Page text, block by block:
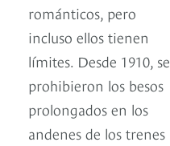
románticos, pero
incluso ellos tienen
límites. Desde 1910, se
prohibieron los besos
prolongados en los
andenes de los trenes